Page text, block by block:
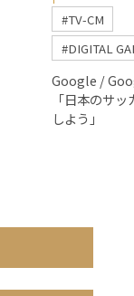
#TV-CM
#DIGITAL
Google /
「日本のサ
しよう」